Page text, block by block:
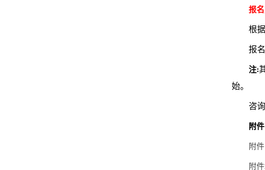
报名
根
报
注:
始。
咨
附件
附
附